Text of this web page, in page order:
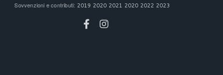
Sovvenzioni e contributi: 2019 2020 2021 2020 2022 2023